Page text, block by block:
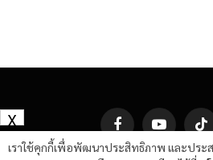
FacebookYouTube
เราใช้คุกกี้เพื่อพัฒนาประสิทธิภาพ และประ
X